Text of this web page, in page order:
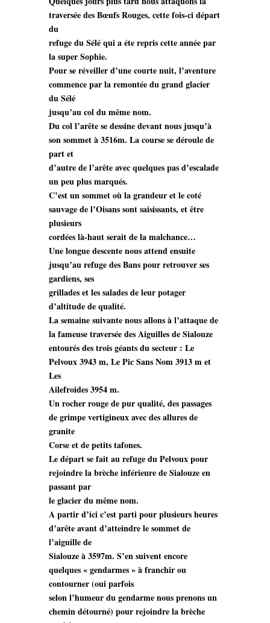
traversée des Bœufs Rouges, cette fois-ci départ
du
refuge du Sélé qui a éte repris cette année par
la super Sophie.
Pour se réveiller d’une courte nuit, l’aventure
commence par la remontée du grand glacier
du Sélé
jusqu’au col du même nom.
Du col l’arête se dessine devant nous jusqu’à
son sommet à 3516m. La course se déroule de
part et
d’autre de l’arête avec quelques pas d’escalade
un peu plus marqués.
C’est un sommet où la grandeur et le coté
sauvage de l’Oisans sont saisissants, et être
plusieurs
cordées là-haut serait de la malchance…
Une longue descente nous attend ensuite
jusqu’au refuge des Bans pour retrouver ses
gardiens, ses
grillades et les salades de leur potager
d’altitude de qualité.
La semaine suivante nous allons à l’attaque de
la fameuse traversée des Aiguilles de Sialouze
entourés des trois géants du secteur : Le
Pelvoux 3943 m, Le Pic Sans Nom 3913 m et
Les
Ailefroides 3954 m.
Un rocher rouge de pur qualité, des passages
de grimpe vertigineux avec des allures de
granite
Corse et de petits tafones.
Le départ se fait au refuge du Pelvoux pour
rejoindre la brèche inférieure de Sialouze en
passant par
le glacier du même nom.
A partir d’ici c’est parti pour plusieurs heures
d’arête avant d’atteindre le sommet de
l’aiguille de
Sialouze à 3597m. S’en suivent encore
quelques « gendarmes » à franchir ou
contourner (oui parfois
selon l’humeur du gendarme nous prenons un
chemin détourné) pour rejoindre la brèche